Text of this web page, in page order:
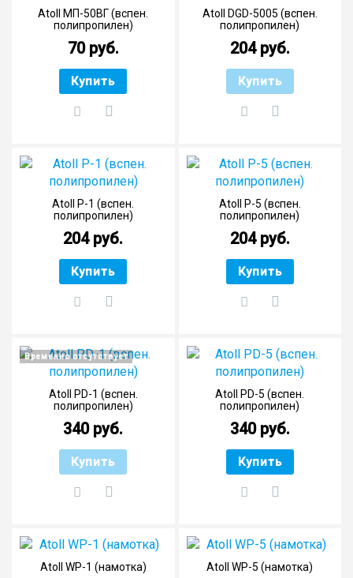
Atoll МП-50ВГ (вспен.
полипропилен)
70 руб.
Купить
Atoll DGD-5005 (вспен.
полипропилен)
204 руб.
Купить
Atoll P-1 (вспен.
полипропилен)
204 руб.
Купить
Atoll P-5 (вспен.
полипропилен)
204 руб.
Купить
Временно отсутствует
Atoll PD-1 (вспен.
полипропилен)
340 руб.
Купить
Atoll PD-5 (вспен.
полипропилен)
340 руб.
Купить
Atoll WP-1 (намотка) Atoll WP-5 (намотка)